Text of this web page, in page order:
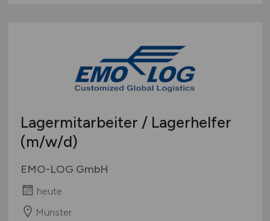
Lagermitarbeiter / Lagerhelfer
(m/w/d)
EMO-LOG GmbH
heute
Münster